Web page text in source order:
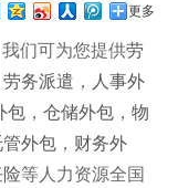
更多
我们可为您提供劳
劳务派遣 ，
人事外
包 ， 仓储外包 ， 物
外包 ， 财务外
等人力资源全国